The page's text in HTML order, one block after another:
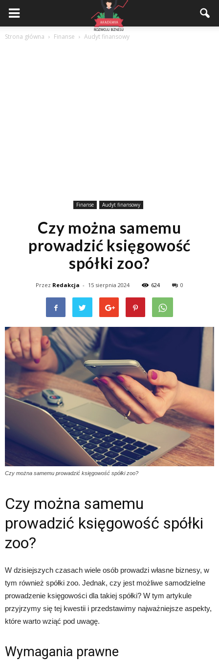
Akademiarozwojubiznesu.pl
Strona główna Finanse Audyt finansowy
Finanse Audyt finansowy
Czy można samemu
prowadzić księgowość
spółki zoo?
Przez Redakcja - 15 sierpnia 2024 624 0
Czy można samemu prowadzić księgowość spółki zoo?
Czy można samemu
prowadzić księgowość spółki
zoo?
W dzisiejszych czasach wiele osób prowadzi własne biznesy, w
tym również spółki zoo. Jednak, czy jest możliwe samodzielne
prowadzenie księgowości dla takiej spółki? W tym artykule
przyjrzymy się tej kwestii i przedstawimy najważniejsze aspekty,
które warto wziąć pod uwagę.
Wymagania prawne